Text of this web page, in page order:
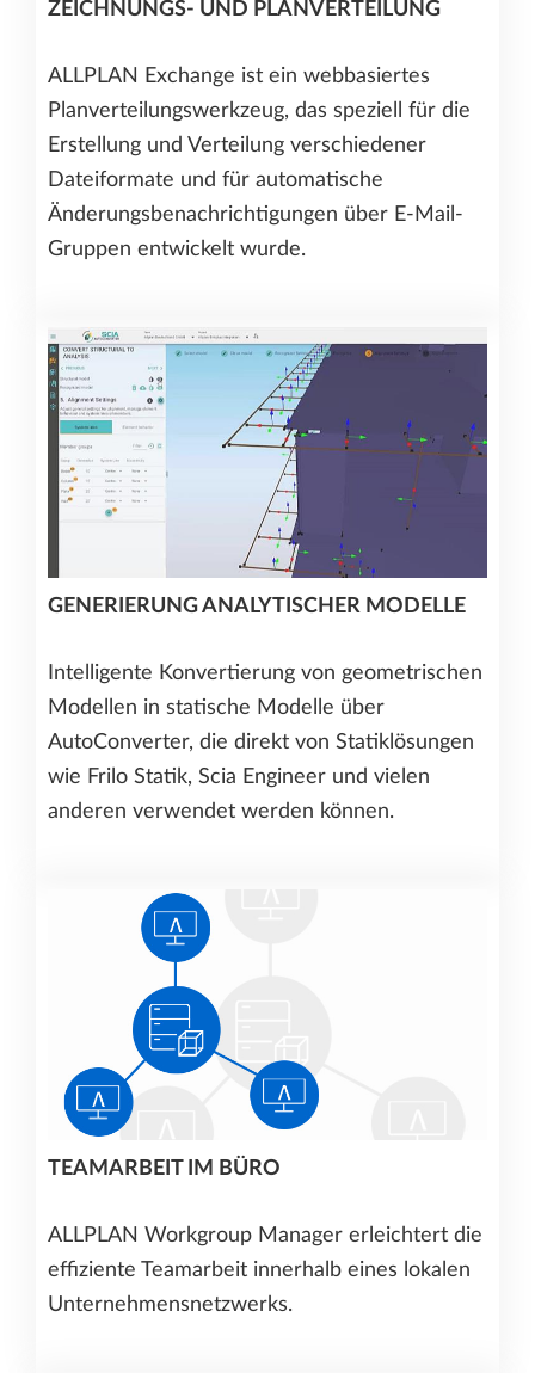
ZEICHNUNGS- UND PLANVERTEILUNG
ALLPLAN Exchange ist ein webbasiertes
Planverteilungswerkzeug, das speziell für die
Erstellung und Verteilung verschiedener
Dateiformate und für automatische
Änderungsbenachrichtigungen über E-Mail-
Gruppen entwickelt wurde.
GENERIERUNG ANALYTISCHER MODELLE
Intelligente Konvertierung von geometrischen
Modellen in statische Modelle über
AutoConverter, die direkt von Statiklösungen
wie Frilo Statik, Scia Engineer und vielen
anderen verwendet werden können.
TEAMARBEIT IM BÜRO
ALLPLAN Workgroup Manager erleichtert die
effiziente Teamarbeit innerhalb eines lokalen
Unternehmensnetzwerks.